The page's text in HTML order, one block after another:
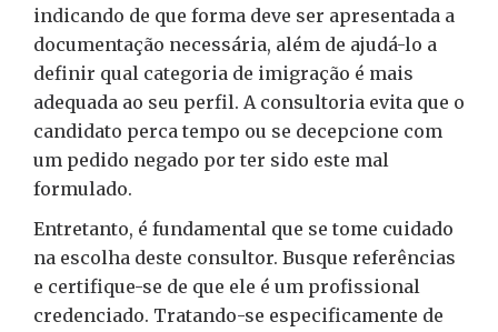
indicando de que forma deve ser apresentada a
documentação necessária, além de ajudá-lo a
definir qual categoria de imigração é mais
adequada ao seu perfil. A consultoria evita que o
candidato perca tempo ou se decepcione com
um pedido negado por ter sido este mal
formulado.
Entretanto, é fundamental que se tome cuidado
na escolha deste consultor. Busque referências
e certifique-se de que ele é um profissional
credenciado. Tratando-se especificamente de